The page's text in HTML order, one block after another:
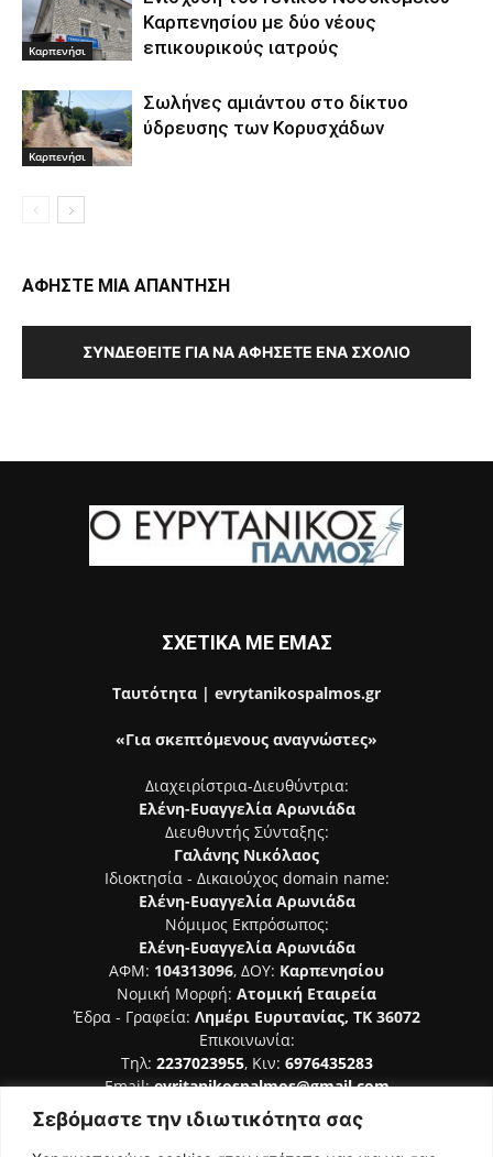
Σεβόμαστε την ιδιωτικότητα σας
Καρπενήσι
Καρπενησίου με δύο νέους
επικουρικούς ιατρούς
Καρπενήσι
Σωλήνες αμιάντου στο δίκτυο
ύδρευσης των Κορυσχάδων
ΑΦΗΣΤΕ ΜΙΑ ΑΠΑΝΤΗΣΗ
ΣΥΝΔΕΘΕΊΤΕ ΓΙΑ ΝΑ ΑΦΉΣΕΤΕ ΈΝΑ ΣΧΌΛΙΟ
ΣΧΕΤΙΚΑ ΜΕ ΕΜΑΣ
Ταυτότητα | evrytanikospalmos.gr
«Για σκεπτόμενους αναγνώστες»
Διαχειρίστρια-Διευθύντρια:
Ελένη-Ευαγγελία Αρωνιάδα
Διευθυντής Σύνταξης:
Γαλάνης Νικόλαος
Ιδιοκτησία - Δικαιούχος domain name:
Ελένη-Ευαγγελία Αρωνιάδα
Νόμιμος Εκπρόσωπος:
Ελένη-Ευαγγελία Αρωνιάδα
ΑΦΜ: 104313096, ΔΟΥ: Καρπενησίου
Νομική Μορφή: Ατομική Εταιρεία
Έδρα - Γραφεία: Λημέρι Ευρυτανίας, ΤΚ 36072
Επικοινωνία:
Τηλ: 2237023955, Κιν: 6976435283
Email:evritanikospalmos@gmail.com